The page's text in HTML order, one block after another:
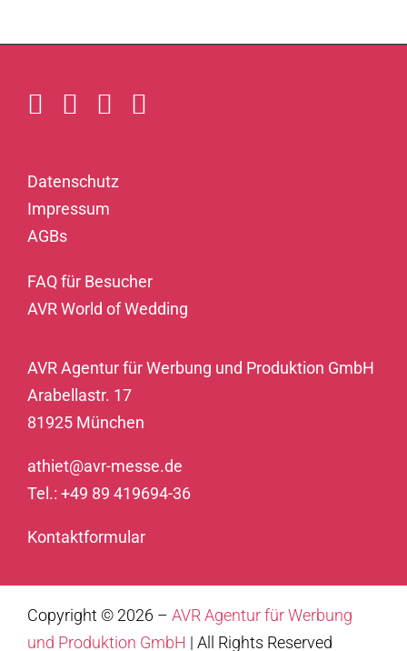
Datenschutz
Impressum
AGBs
FAQ für Besucher
AVR World of Wedding
AVR Agentur für Werbung und Produktion GmbH
Arabellastr. 17
81925 München
athiet@avr-messe.de
Tel.: +49 89 419694-36
Kontaktformular
Copyright © 2026 – AVR Agentur für Werbung
und Produktion GmbH | All Rights Reserved